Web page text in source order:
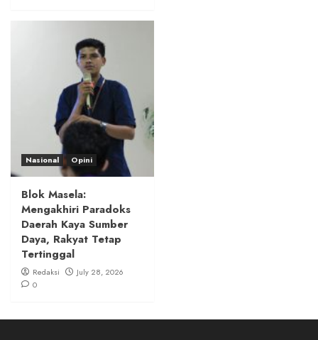
Nasional Opini
Blok Masela:
Mengakhiri Paradoks
Daerah Kaya Sumber
Daya, Rakyat Tetap
Tertinggal
Redaksi
July 28, 2026
0